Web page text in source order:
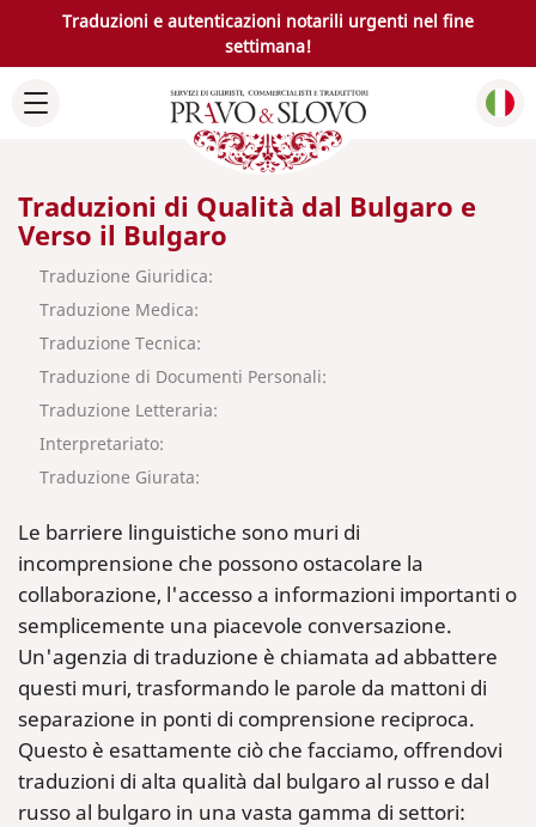
Traduzioni e autenticazioni notarili urgenti nel fine
settimana!
Traduzioni di Qualità dal Bulgaro e
Verso il Bulgaro
Traduzione Giuridica:
Traduzione Medica:
Traduzione Tecnica:
Traduzione di Documenti Personali:
Traduzione Letteraria:
Interpretariato:
Traduzione Giurata:
Le barriere linguistiche sono muri di
incomprensione che possono ostacolare la
collaborazione, l'accesso a informazioni importanti o
semplicemente una piacevole conversazione.
Un'agenzia di traduzione è chiamata ad abbattere
questi muri, trasformando le parole da mattoni di
separazione in ponti di comprensione reciproca.
Questo è esattamente ciò che facciamo, offrendovi
traduzioni di alta qualità dal bulgaro al russo e dal
russo al bulgaro in una vasta gamma di settori: